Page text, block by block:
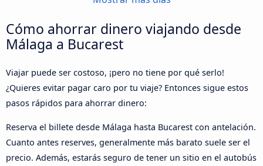
Cómo ahorrar dinero viajando desde
Málaga a Bucarest
Viajar puede ser costoso, ¡pero no tiene por qué serlo!
¿Quieres evitar pagar caro por tu viaje? Entonces sigue estos
pasos rápidos para ahorrar dinero:
Reserva el billete desde Málaga hasta Bucarest con antelación.
Cuanto antes reserves, generalmente más barato suele ser el
precio. Además, estarás seguro de tener un sitio en el autobús